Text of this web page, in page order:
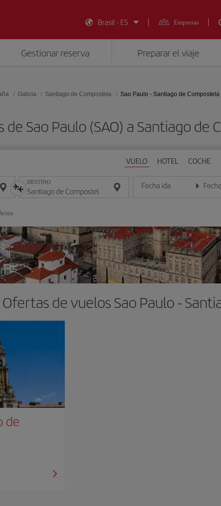
Brasil - ES
Empresas
Gestionar reserva Preparar el viaje
Galicia Santiago de Compostela Sao Paulo - Santiago de Compostela
de Sao Paulo (SAO) a Santiago
VUELO HOTEL COCHE
DESTINO Fecha ida
Introduce la fecha en formato
Ofertas de vuelos Sao Paulo -
de